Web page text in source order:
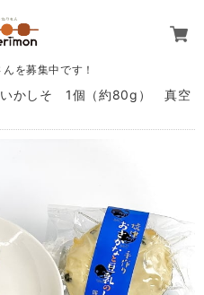
を募集中です！
いかしそ 1個（約80g） 真空